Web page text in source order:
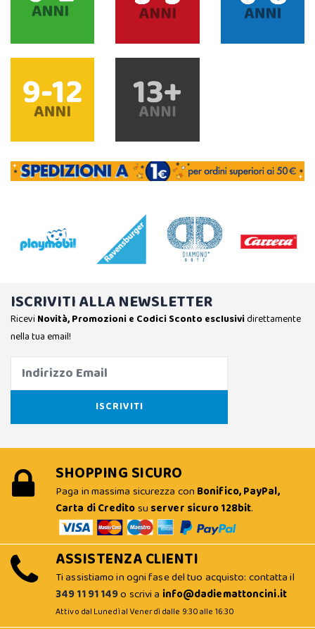
ISCRIVITI ALLA NEWSLETTER
Ricevi Novità, Promozioni e Codici Sconto esclusividirettamente
nella tua email!
SHOPPING SICURO
Paga in massima sicurezza con Bonifico, PayPal,
Carta di Creditosu server sicuro 128bit.
ASSISTENZA CLIENTI
Ti assistiamo in ogni fase del tuo acquisto: contatta il
349 11 91 149o scrivi a info@dadiemattoncini.it
Attivo dal Lunedì al Venerdì dalle 9:30 alle 16:30